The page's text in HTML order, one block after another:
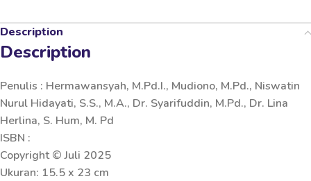
Description
Description
Penulis : Hermawansyah, M.Pd.I., Mudiono, M.Pd., Niswatin
Nurul Hidayati, S.S., M.A., Dr. Syarifuddin, M.Pd., Dr. Lina
Herlina, S. Hum, M. Pd
ISBN :
Copyright © Juli 2025
Ukuran: 15.5 x 23 cm